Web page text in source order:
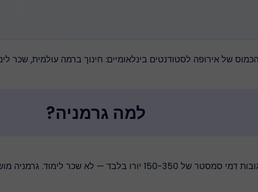
של אירופה לסטודנטים בינלאומיים: חינוך ברמה עולמית, שכר
למה גרמניה?